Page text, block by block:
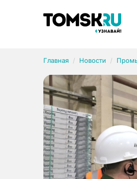
Главная Новости
Рубрики